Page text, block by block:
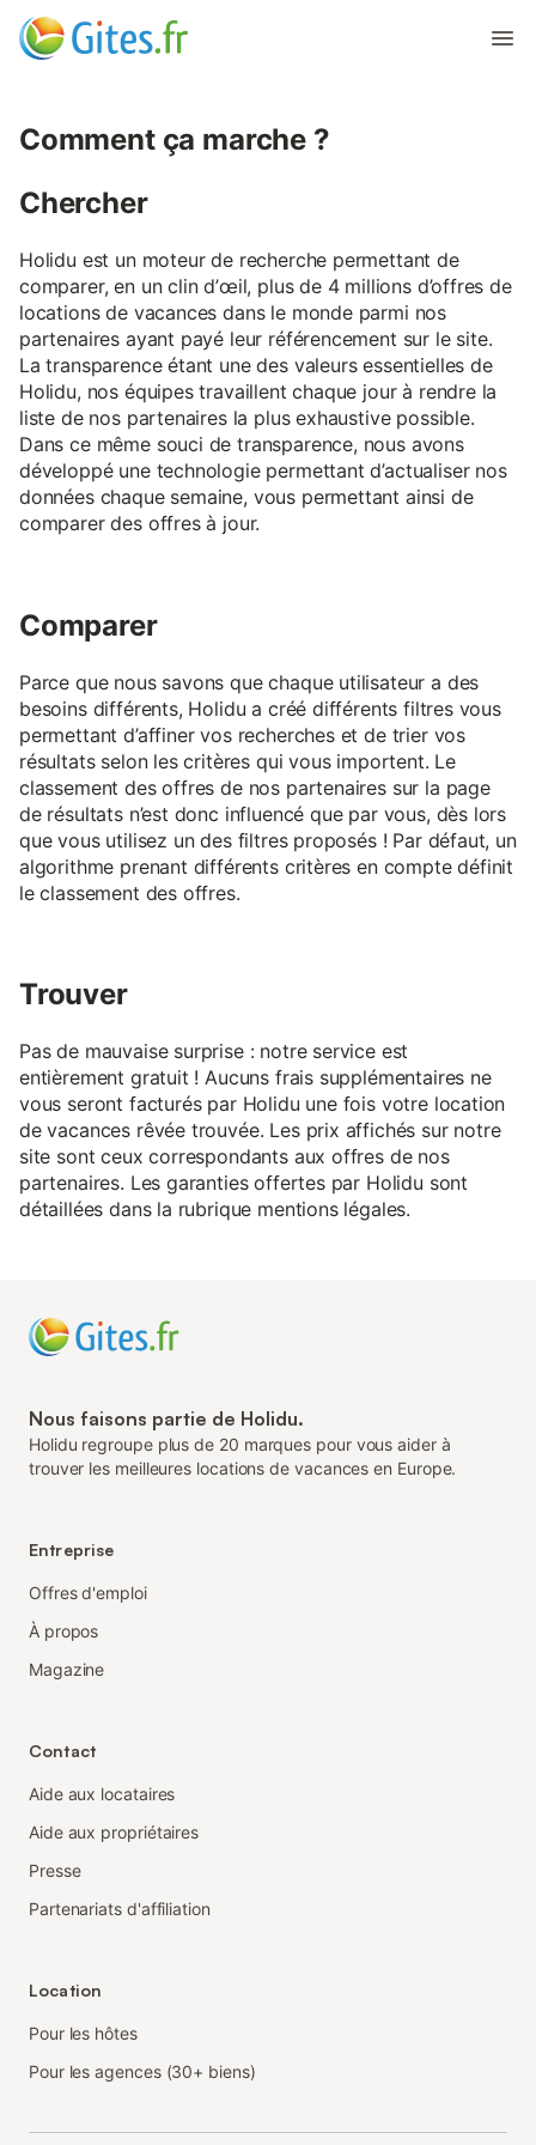
Comment ça marche ?
Chercher
Holidu est un moteur de recherche permettant de
comparer, en un clin d’œil, plus de 4 millions d’offres de
locations de vacances dans le monde parmi nos
partenaires ayant payé leur référencement sur le site.
La transparence étant une des valeurs essentielles de
Holidu, nos équipes travaillent chaque jour à rendre la
liste de nos partenaires la plus exhaustive possible.
Dans ce même souci de transparence, nous avons
développé une technologie permettant d’actualiser nos
données chaque semaine, vous permettant ainsi de
comparer des offres à jour.
Comparer
Parce que nous savons que chaque utilisateur a des
besoins différents, Holidu a créé différents filtres vous
permettant d’affiner vos recherches et de trier vos
résultats selon les critères qui vous importent. Le
classement des offres de nos partenaires sur la page
de résultats n’est donc influencé que par vous, dès lors
que vous utilisez un des filtres proposés ! Par défaut, un
algorithme prenant différents critères en compte définit
le classement des offres.
Trouver
Pas de mauvaise surprise : notre service est
entièrement gratuit ! Aucuns frais supplémentaires ne
vous seront facturés par Holidu une fois votre location
de vacances rêvée trouvée. Les prix affichés sur notre
site sont ceux correspondants aux offres de nos
partenaires. Les garanties offertes par Holidu sont
détaillées dans la rubrique mentions légales.
Nous faisons partie de Holidu.
Holidu regroupe plus de 20 marques pour vous aider à
trouver les meilleures locations de vacances en Europe.
Entreprise
Offres d'emploi
À propos
Magazine
Contact
Aide aux locataires
Aide aux propriétaires
Presse
Partenariats d'affiliation
Location
Pour les hôtes
Pour les agences (30+ biens)